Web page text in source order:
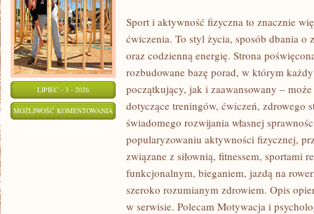
LIPIEC - 3 - 2026
MOŻLIWOŚĆ KOMENTOWANIA AEROBIK
FITNESS
GRUPOWY
Sport i aktywność fizyczna to znacznie
ćwiczenia. To styl życia, sposób dbania o
oraz codzienną energię. Strona
rozbudowane bazę porad, w którym
początkujący, jak i zaawansowany –
dotyczące treningów, ćwiczeń, zdrowego
świadomego rozwijania własnej
popularyzowaniu aktywności fizycznej,
związane z siłownią, fitnessem, sportami
funkcjonalnym, bieganiem, jazdą na
szeroko rozumianym zdrowiem. Opis
w serwisie. Polecam Motywacja i